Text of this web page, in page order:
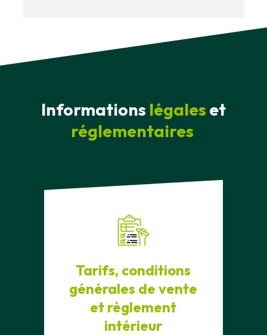
Informations légales et
réglementaires
Tarifs, conditions
générales de vente
et règlement
intérieur